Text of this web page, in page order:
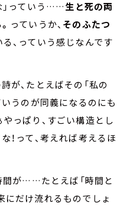
」っていう……生と死の両
っていうか、 そのふたつ
、っていう感じなんです
が、たとえばその「私の
いうのが同義になるのにも
っぱり、すごい構造とし
！って、考えれば考えるほ
間が……たとえば「時間と
にだけ流れるものでしょ